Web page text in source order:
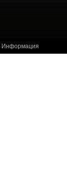
Информация